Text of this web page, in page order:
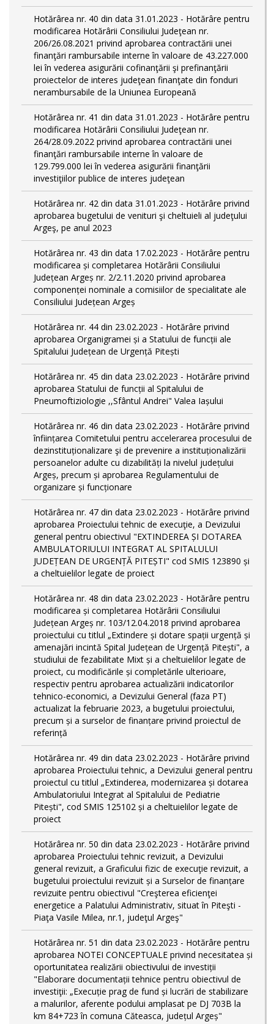
Hotărârea nr. 40 din data 31.01.2023 - Hotărâre pentru
modificarea Hotărârii Consiliului Judeţean nr.
206/26.08.2021 privind aprobarea contractării unei
finanţări rambursabile interne în valoare de 43.227.000
lei în vederea asigurării cofinanţării şi prefinanţării
proiectelor de interes judeţean finanţate din fonduri
nerambursabile de la Uniunea Europeană
Hotărârea nr. 41 din data 31.01.2023 - Hotărâre pentru
modificarea Hotărârii Consiliului Judeţean nr.
264/28.09.2022 privind aprobarea contractării unei
finanţări rambursabile interne în valoare de
129.799.000 lei în vederea asigurării finanţării
investiţiilor publice de interes judeţean
Hotărârea nr. 42 din data 31.01.2023 - Hotărâre privind
aprobarea bugetului de venituri şi cheltuieli al judeţului
Argeş, pe anul 2023
Hotărârea nr. 43 din data 17.02.2023 - Hotărâre pentru
modificarea și completarea Hotărârii Consiliului
Județean Argeș nr. 2/2.11.2020 privind aprobarea
componenței nominale a comisiilor de specialitate ale
Consiliului Județean Argeș
Hotărârea nr. 44 din 23.02.2023 - Hotărâre privind
aprobarea Organigramei și a Statului de funcții ale
Spitalului Județean de Urgență Pitești
Hotărârea nr. 45 din data 23.02.2023 - Hotărâre privind
aprobarea Statului de funcții al Spitalului de
Pneumoftiziologie ,,Sfântul Andrei" Valea Iașului
Hotărârea nr. 46 din data 23.02.2023 - Hotărâre privind
înființarea Comitetului pentru accelerarea procesului de
dezinstituționalizare şi de prevenire a instituționalizării
persoanelor adulte cu dizabilități la nivelul județului
Argeș, precum și aprobarea Regulamentului de
organizare și funcționare
Hotărârea nr. 47 din data 23.02.2023 - Hotărâre privind
aprobarea Proiectului tehnic de execuţie, a Devizului
general pentru obiectivul "EXTINDEREA ȘI DOTAREA
AMBULATORIULUI INTEGRAT AL SPITALULUI
JUDEȚEAN DE URGENȚĂ PITEȘTI" cod SMIS 123890 și
a cheltuielilor legate de proiect
Hotărârea nr. 48 din data 23.02.2023 - Hotărâre pentru
modificarea și completarea Hotărârii Consiliului
Județean Argeș nr. 103/12.04.2018 privind aprobarea
proiectului cu titlul „Extindere și dotare spații urgență și
amenajări incintă Spital Județean de Urgență Pitești", a
studiului de fezabilitate Mixt și a cheltuielilor legate de
proiect, cu modificările și completările ulterioare,
respectiv pentru aprobarea actualizării indicatorilor
tehnico-economici, a Devizului General (faza PT)
actualizat la februarie 2023, a bugetului proiectului,
precum și a surselor de finanțare privind proiectul de
referință
Hotărârea nr. 49 din data 23.02.2023 - Hotărâre privind
aprobarea Proiectului tehnic, a Devizului general pentru
proiectul cu titlul „Extinderea, modernizarea și dotarea
Ambulatoriului Integrat al Spitalului de Pediatrie
Pitești", cod SMIS 125102 și a cheltuielilor legate de
proiect
Hotărârea nr. 50 din data 23.02.2023 - Hotărâre privind
aprobarea Proiectului tehnic revizuit, a Devizului
general revizuit, a Graficului fizic de execuţie revizuit, a
bugetului proiectului revizuit și a Surselor de finanțare
revizuite pentru obiectivul "Creşterea eficienţei
energetice a Palatului Administrativ, situat în Piteşti -
Piaţa Vasile Milea, nr.1, judeţul Argeş"
Hotărârea nr. 51 din data 23.02.2023 - Hotărâre pentru
aprobarea NOTEI CONCEPTUALE privind necesitatea și
oportunitatea realizării obiectivului de investiții
"Elaborare documentații tehnice pentru obiectivul de
investiţii: „Execuție prag de fund și lucrări de stabilizare
a malurilor, aferente podului amplasat pe DJ 703B la
km 84+723 în comuna Căteasca, județul Argeș"